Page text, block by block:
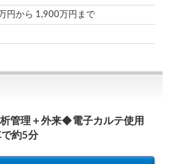
円から 1,900万円まで
管理＋外来◆電子カルテ使用
約5分